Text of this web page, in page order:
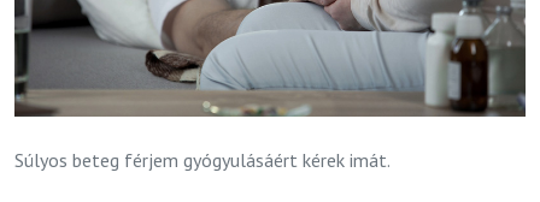
Súlyos beteg férjem gyógyulásáért kérek imát.